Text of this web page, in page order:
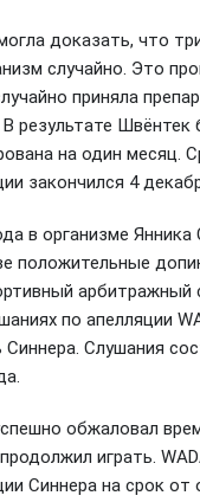
доказать, что
случайно. Это
приняла
результате Швёнтек
на один месяц.
закончился 4
в организме
положительные
арбитражный
по апелляции
Слушания
обжаловал
играть.
Синнера на срок от